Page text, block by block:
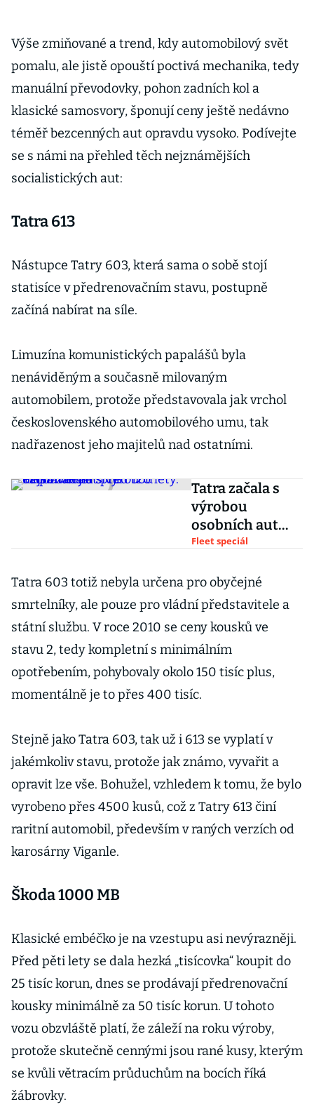
Výše zmiňované a trend, kdy automobilový svět
pomalu, ale jistě opouští poctivá mechanika, tedy
manuální převodovky, pohon zadních kol a
klasické samosvory, šponují ceny ještě nedávno
téměř bezcenných aut opravdu vysoko. Podívejte
se s námi na přehled těch nejznámějších
socialistických aut:
Tatra 613
Nástupce Tatry 603, která sama o sobě stojí
statisíce v předrenovačním stavu, postupně
začíná nabírat na síle.
Limuzína komunistických papalášů byla
nenáviděným a současně milovaným
automobilem, protože představovala jak vrchol
československého automobilového umu, tak
nadřazenost jeho majitelů nad ostatními.
Tatra začala s
výrobou
osobních aut
před 120 lety.
nejslavnější
Fleet speciál
Tatra 603 totiž nebyla určena pro obyčejné
smrtelníky, ale pouze pro vládní představitele a
státní službu. V roce 2010 se ceny kousků ve
stavu 2, tedy kompletní s minimálním
opotřebením, pohybovaly okolo 150 tisíc plus,
momentálně je to přes 400 tisíc.
Stejně jako Tatra 603, tak už i 613 se vyplatí v
jakémkoliv stavu, protože jak známo, vyvařit a
opravit lze vše. Bohužel, vzhledem k tomu, že bylo
vyrobeno přes 4500 kusů, což z Tatry 613 činí
raritní automobil, především v raných verzích od
karosárny Viganle.
Škoda 1000 MB
Klasické embéčko je na vzestupu asi nevýrazněji.
Před pěti lety se dala hezká „tisícovka“ koupit do
25 tisíc korun, dnes se prodávají předrenovační
kousky minimálně za 50 tisíc korun. U tohoto
vozu obzvláště platí, že záleží na roku výroby,
protože skutečně cennými jsou rané kusy, kterým
se kvůli větracím průduchům na bocích říká
žábrovky.